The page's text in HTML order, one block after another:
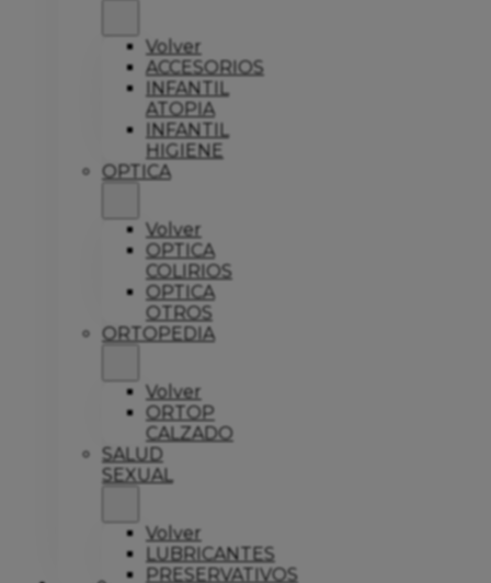
Volver
ACCESORIOS
INFANTIL
ATOPIA
INFANTIL
HIGIENE
OPTICA
Volver
OPTICA
COLIRIOS
OPTICA
OTROS
ORTOPEDIA
Volver
ORTOP
CALZADO
SALUD
SEXUAL
Volver
LUBRICANTES
PRESERVATIVOS